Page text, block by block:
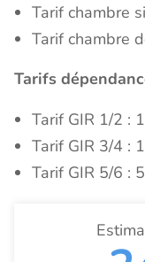
Tarif chambre
Tarif chambre
Tarifs
Tarif GIR 1/2 :
Tarif GIR 3/4 :
Tarif GIR 5/6 :